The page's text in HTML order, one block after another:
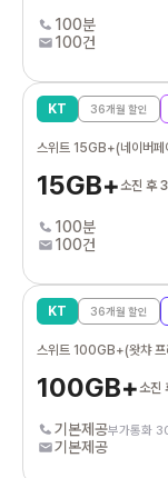
100분
100건
KT 36개월 할인
스위트 15GB+(네이버페
15GB+소진 후
100분
100건
KT 36개월 할인
스위트 100GB+(왓챠 프
100GB+소진
기본제공부가통화
기본제공